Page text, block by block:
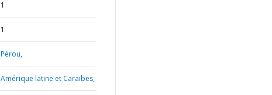
1
1
Pérou,
Amérique latine et Caraïbes,